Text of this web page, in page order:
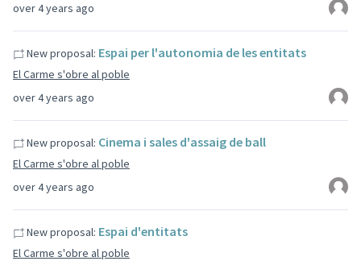
over 4 years ago
over 4 years ago
New proposal: Espai per l'autonomia de les entitats
El Carme s'obre al poble
over 4 years ago
New proposal: Cinema i sales d'assaig de ball
El Carme s'obre al poble
New proposal: Espai d'entitats
El Carme s'obre al poble